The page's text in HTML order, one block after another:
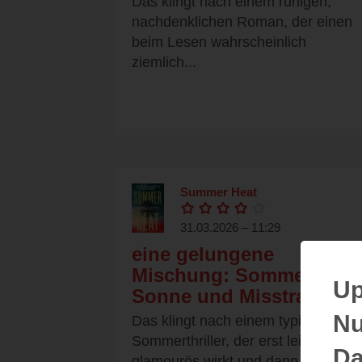
nachdenklichen Roman, der einen
beim Lesen wahrscheinlich
ziemlich...
Summer Heat
31.03.2026 – 11:29
eine gelungene
Mischung: Sommer,
Sonne und Misstrauen
Das klingt nach einem typischen
Sommerthriller, der erst leicht und